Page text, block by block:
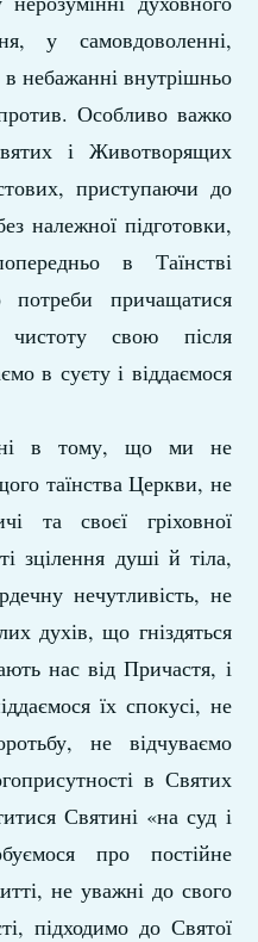
у самовдоволенні,
в небажанні внутрішньо
Особливо важко
і Животворящих
приступаючи до
належної підготовки,
в Таїнстві
потреби причащатися
свою після
в суєту і віддаємося
в тому, що ми не
таїнства Церкви, не
та своєї гріховної
зцілення душі й тіла,
нечутливість, не
духів, що гніздяться
нас від Причастя, і
їх спокусі, не
не відчуваємо
в Святих
Святині «на суд і
про постійне
не уважні до свого
підходимо до Святої